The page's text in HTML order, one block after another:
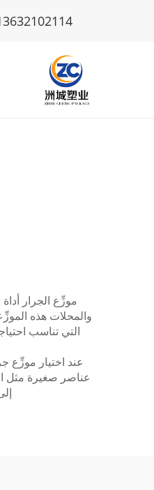
موزِّع الجرار
والمحلات هذه
التي تناسب
عند اختيار موزِّع
عناصر صغيرة مثل